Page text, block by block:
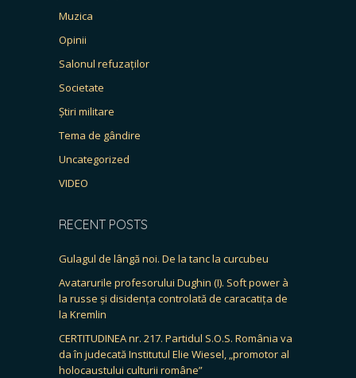
Muzica
Opinii
Salonul refuzaților
Societate
Știri militare
Tema de gândire
Uncategorized
VIDEO
RECENT POSTS
Gulagul de lângă noi. De la tanc la curcubeu
Avatarurile profesorului Dughin (I). Soft power à
la russe și disidența controlată de caracatița de
la Kremlin
CERTITUDINEA nr. 217. Partidul S.O.S. România va
da în judecată Institutul Elie Wiesel, „promotor al
holocaustului culturii române”